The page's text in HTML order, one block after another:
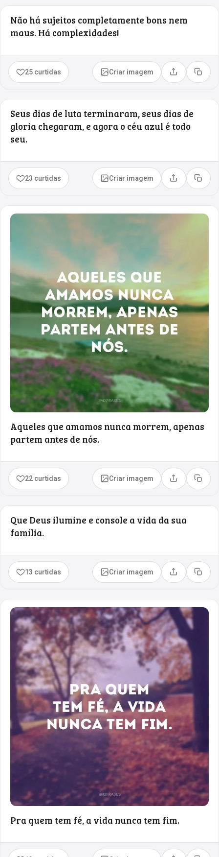
Não há sujeitos completamente bons nem
maus. Há complexidades!
25 curtidas Criar imagem Compartilhar
Copiar
Seus dias de luta terminaram, seus dias de
gloria chegaram, e agora o céu azul é todo
seu.
23 curtidas Criar imagem Compartilhar
Copiar
Aqueles que amamos nunca morrem, apenas
partem antes de nós.
22 curtidas Criar imagem Compartilhar
Copiar
Que Deus ilumine e console a vida da sua
família.
13 curtidas Criar imagem Compartilhar
Copiar
Pra quem tem fé, a vida nunca tem fim.